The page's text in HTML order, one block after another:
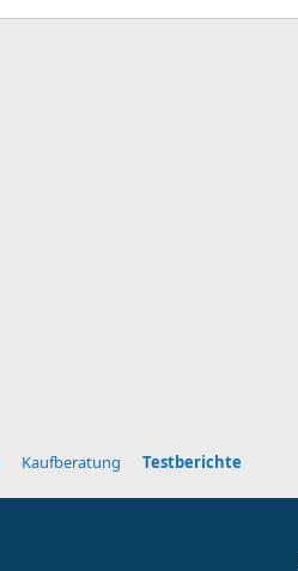
Kaufberatung Testberichte